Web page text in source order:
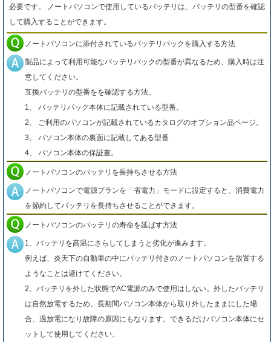
必要です。 ノートパソコンで使用しているバッテリは、バッテリの型番を確認
して購入することができます。
ノートパソコンに添付されているバッテリパックを購入する方法
製品によって利用可能なバッテリパックの型番が異なるため、購入時は注
意してください。
互換バッテリの型番をを確認する方法。
1、 バッテリパック本体に記載されている型番。
2、 ご利用のパソコンが記載されているカタログのオプション品ページ。
3、 パソコン本体の裏面に記載してある型番
4、 パソコン本体の保証書。
ノートパソコンのバッテリを長持ちさせる方法
ノートパソコンで電源プランを「省電力」モードに設定すると、消費電力
を節約してバッテリを長持ちさせることができます。
ノートパソコンのバッテリの寿命を延ばす方法
1、バッテリを高温にさらしてしまうと劣化が進みます。
例えば、炎天下の自動車の中にバッテリ付きのノートパソコンを放置する
ようなことは避けてください。
2、バッテリを外した状態でAC電源のみで使用はしない。外したバッテリ
は自然放電するため、長期間パソコン本体から取り外したままにした場
合、過放電になり故障の原因にもなります。できるだけパソコン本体にセ
ットして使用してください。